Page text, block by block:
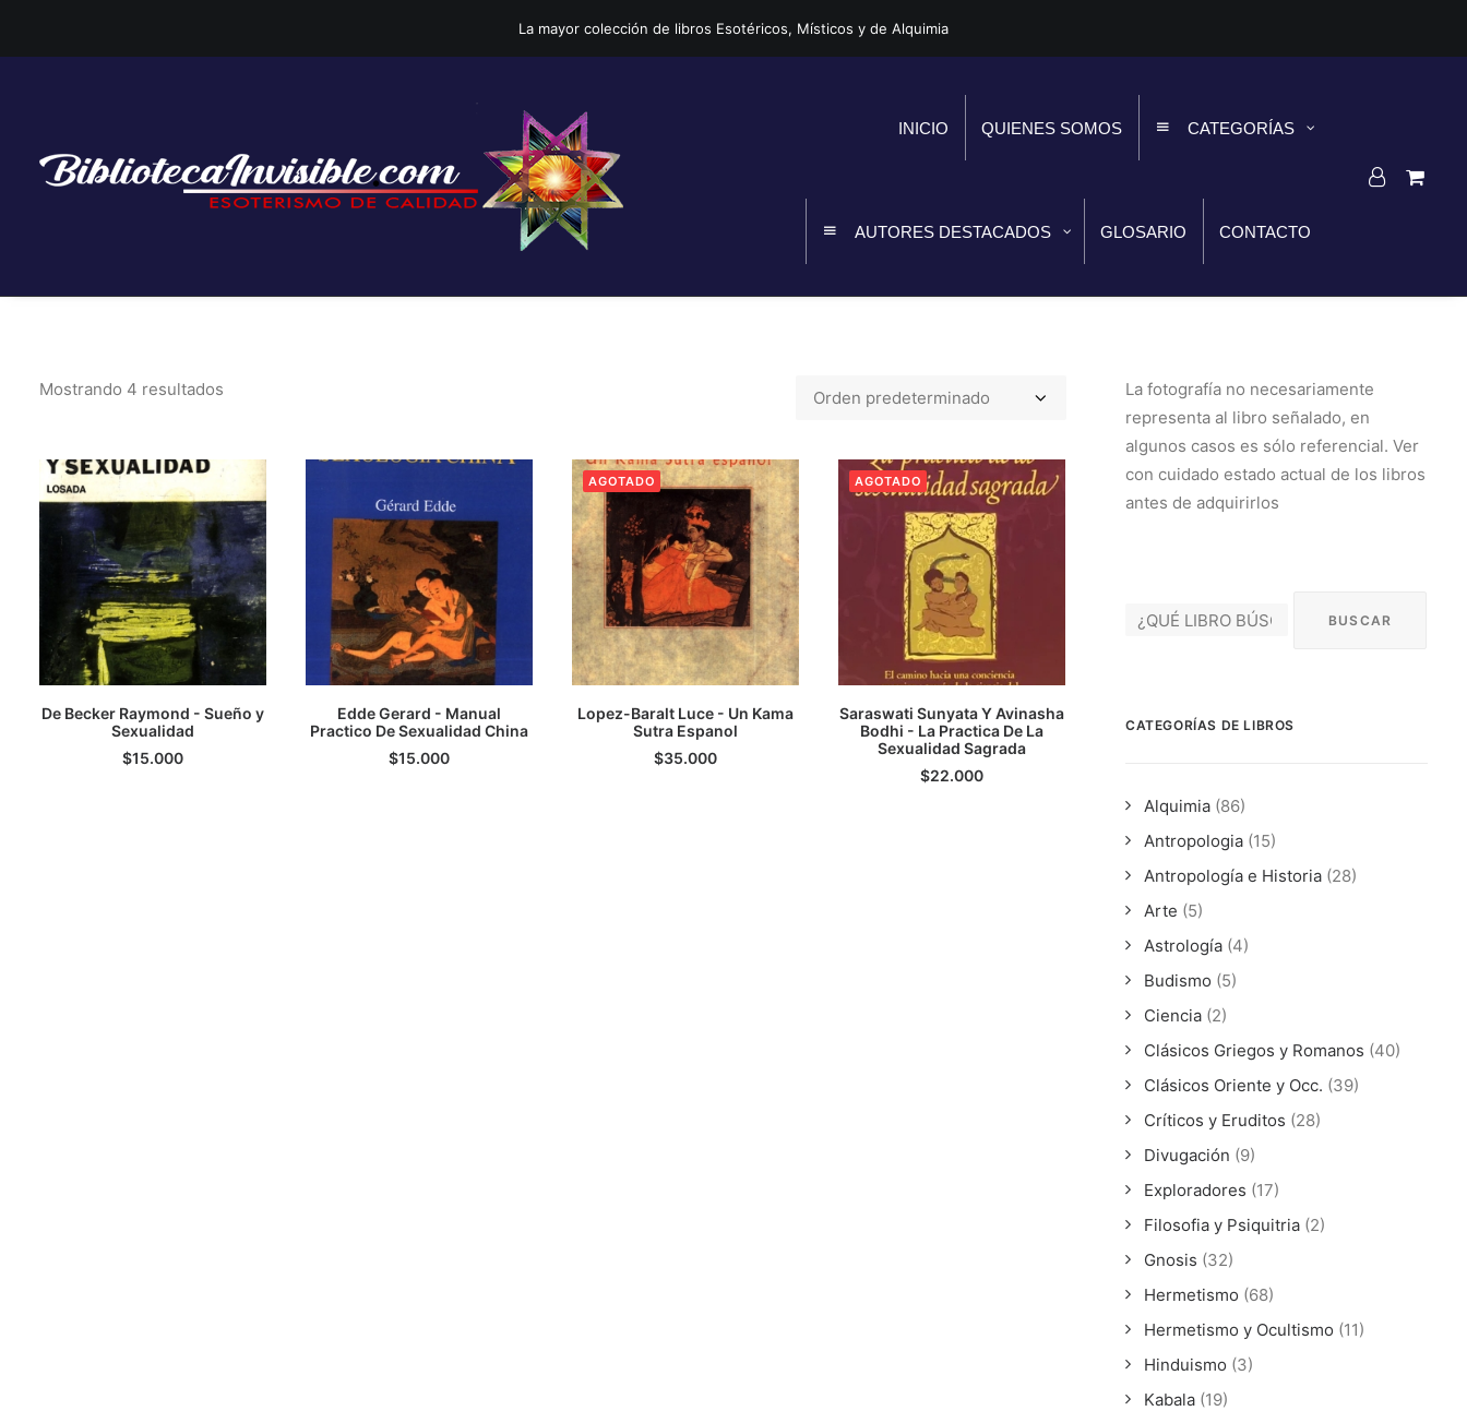
La mayor colección de libros Esotéricos, Místicos y de Alquimia
INICIO QUIENES SOMOS CATEGORÍAS
AUTORES DESTACADOS GLOSARIO CONTACTO
Mostrando 4 resultados
AGREGAR AL CARRITO
De Becker Raymond - Sueño y
Sexualidad
$15.000
AGREGAR AL CARRITO
Edde Gerard - Manual
Practico De Sexualidad China
$15.000
AGOTADO
LEER MÁS
Lopez-Baralt Luce - Un Kama
Sutra Espanol
$35.000
AGOTADO
LEER MÁS
Saraswati Sunyata Y Avinasha
Bodhi - La Practica De La
Sexualidad Sagrada
$22.000
La fotografía no necesariamente
representa al libro señalado, en
algunos casos es sólo referencial. Ver
con cuidado estado actual de los libros
antes de adquirirlos
CATEGORÍAS DE LIBROS
Alquimia (86)
Antropologia (15)
Antropología e Historia (28)
Arte (5)
Astrología (4)
Budismo (5)
Ciencia (2)
Clásicos Griegos y Romanos (40)
Clásicos Oriente y Occ. (39)
Críticos y Eruditos (28)
Divugación (9)
Exploradores (17)
Filosofia y Psiquitria (2)
Gnosis (32)
Hermetismo (68)
Hermetismo y Ocultismo (11)
Hinduismo (3)
Kabala (19)